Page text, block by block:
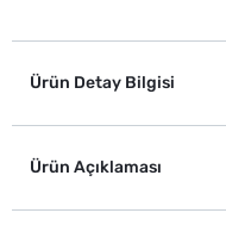
Ürün Detay Bilgisi
Ürün Açıklaması